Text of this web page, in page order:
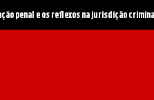
penal e os reflexos na jurisdição